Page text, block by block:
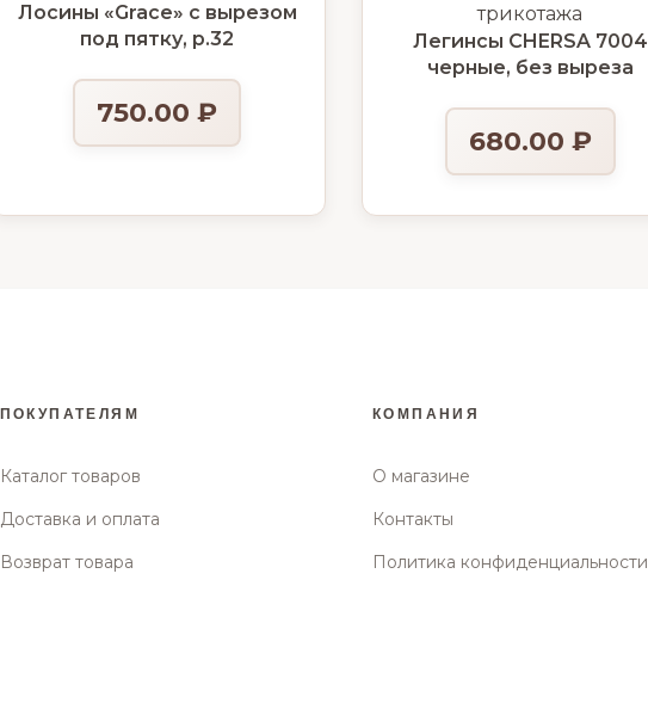
Лосины «Grace» с вырезом
под пятку, р.32
750.00₽
Легинсы CHERSA 7004
черные, без выреза
680.00 ₽
ПОКУПАТЕЛЯМ
Каталог товаров
Доставка и оплата
Возврат товара
КОМПАНИЯ
О магазине
Контакты
Политика конфиденциальности